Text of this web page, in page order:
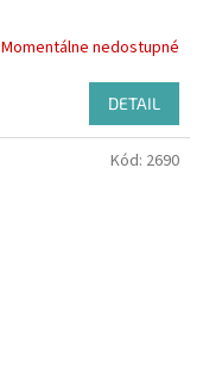
Momentálne nedostupné
DETAIL
Kód: 2690